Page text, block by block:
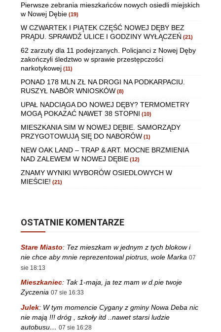
Pierwsze zebrania mieszkańców nowych osiedli miejskich
w Nowej Dębie (19)
W CZWARTEK I PIĄTEK CZĘŚĆ NOWEJ DĘBY BEZ
PRĄDU. SPRAWDŹ ULICE I GODZINY WYŁĄCZEŃ (21)
62 zarzuty dla 11 podejrzanych. Policjanci z Nowej Dęby
zakończyli śledztwo w sprawie przestępczości
narkotykowej (11)
PONAD 178 MLN ZŁ NA DROGI NA PODKARPACIU.
RUSZYŁ NABÓR WNIOSKÓW (8)
UPAŁ NADCIĄGA DO NOWEJ DĘBY? TERMOMETRY
MOGĄ POKAZAĆ NAWET 38 STOPNI (10)
MIESZKANIA SIM W NOWEJ DĘBIE. SAMORZĄDY
PRZYGOTOWUJĄ SIĘ DO NABORÓW (1)
NEW OAK LAND – TRAP & ART. MOCNE BRZMIENIA
NAD ZALEWEM W NOWEJ DĘBIE (12)
ZNAMY WYNIKI WYBORÓW OSIEDLOWYCH W
MIEŚCIE! (21)
OSTATNIE KOMENTARZE
Stare Miasto: Tez mieszkam w jednym z tych blokow i
nie chce aby mnie reprezentowal piotrus, wole Marka 07
sie 18:13
Mieszkaniec: Tak 1-maja, ja tez mam w d.pie twoje
Zyczenia 07 sie 16:33
Julek: W tym momencie Cygany z gminy Nowa Deba nic
nie mają !!! dróg , szkoły itd ..nawet starsi ludzie
autobusu… 07 sie 16:28